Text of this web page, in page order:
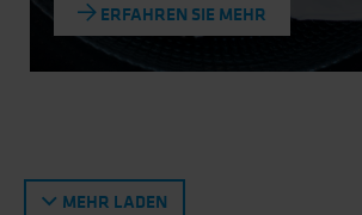
ERFAHREN SIE MEHR
MEHR LADEN